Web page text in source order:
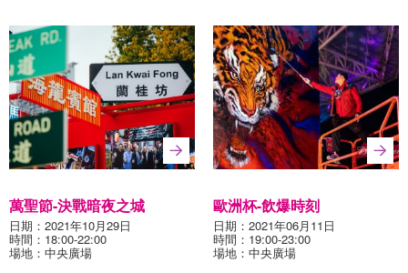
萬聖節-決戰暗夜之城
日期：2021年10月29日
時間：18:00-22:00
場地：中央廣場
歐洲杯-飲爆時刻
日期：2021年06月11日
時間：19:00-23:00
場地：中央廣場